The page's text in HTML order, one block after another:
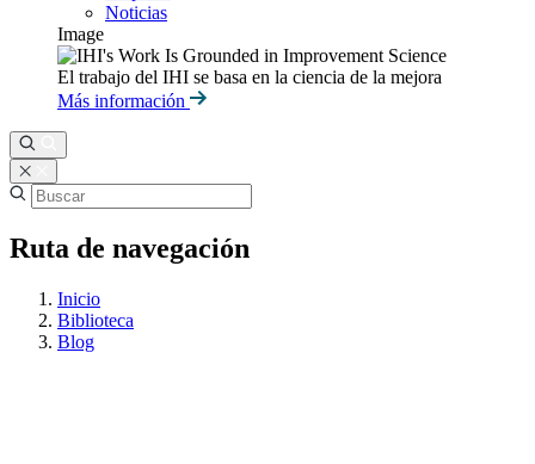
Noticias
Image
El trabajo del IHI se basa en la ciencia de la mejora
Más información
Ruta de navegación
Inicio
Biblioteca
Blog